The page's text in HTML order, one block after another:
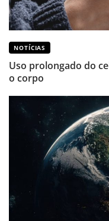
NOTÍCIAS
Uso prolongado do
o corpo